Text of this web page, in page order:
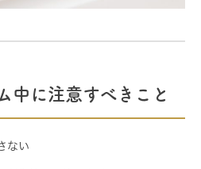
中に注意すべきこと
ない